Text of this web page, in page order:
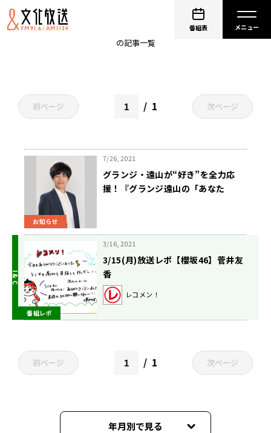
番組表
の記事一覧
前ページ 1 次ページ
お知らせ
7/26, 2021
グランジ・遠山が“好き”を全力応
援！『グランジ遠山の「あなた
番組レポ
3/16, 2021
3/15(月)放送レポ【櫻坂46】菅井友
香
レコメン！
前ページ 1 次ページ
年月別で見る